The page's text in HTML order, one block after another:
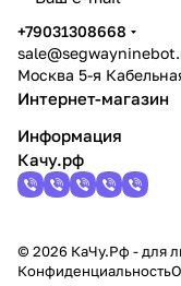
+79031308668
Москва 5-я
Интернет-магазин
Информация
Качу.рф
© 2026 КаЧу.Рф - для
Конфиденциальность